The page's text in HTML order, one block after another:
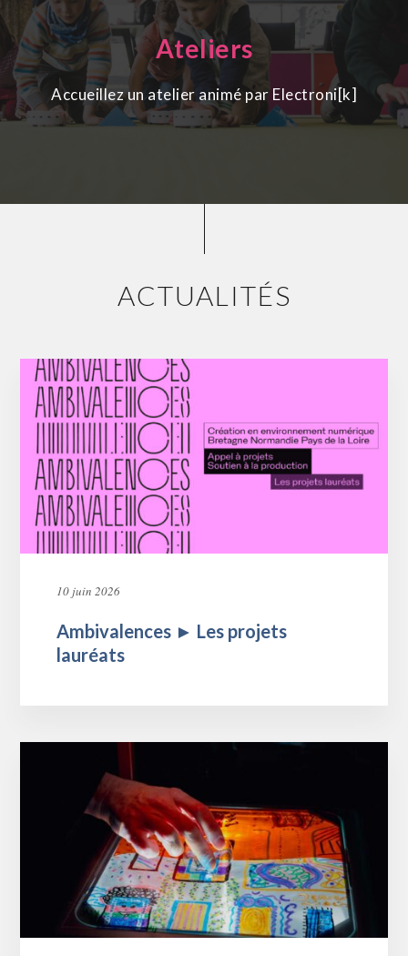
Ateliers
Accueillez un atelier animé par Electroni[k]
ACTUALITÉS
10 juin 2026
Ambivalences ► Les projets
lauréats